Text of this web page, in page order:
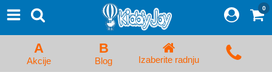
Proizvodi
Početna Prijava/Registracija
0
A
Akcije
B
Blog Izaberite radnju